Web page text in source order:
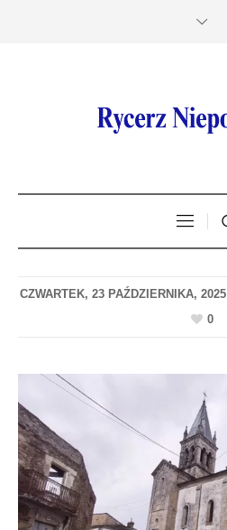
CZWARTEK, 23 PAŹDZIERNIKA, 2025
0